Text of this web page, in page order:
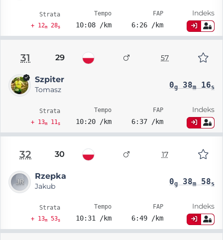
Strata
+ 12m28s
Tempo
10:08 /km
FAP
6:26 /km
Indeks
31 29 57
Szpiter
Tomasz 0g38m16s
Strata
+ 13m11s
Tempo
10:20 /km
FAP
6:37 /km
Indeks
32 30 17
Rzepka
Jakub 0g38m58s
Strata
+ 13m53s
Tempo
10:31 /km
FAP
6:49 /km
Indeks